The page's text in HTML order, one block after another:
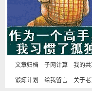
文章归档 子网计算 我的
锻炼计划 给我留言 关于